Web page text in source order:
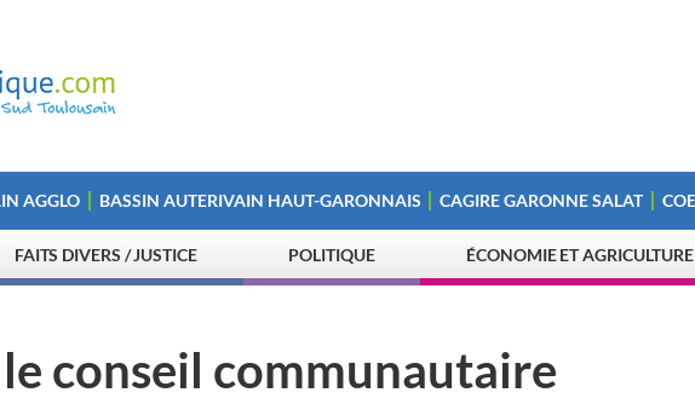
AGGLO BASSIN AUTERIVAIN HAUT-GARONNAIS CAGIRE GARONNE SALAT
FAITS DIVERS / JUSTICE POLITIQUE ÉCONOMIE ET AGRICULTURE
le conseil communautaire